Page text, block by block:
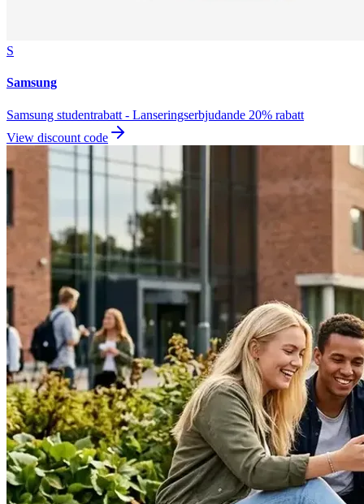
S
Samsung
Samsung studentrabatt - Lanseringserbjudande 20% rabatt
View discount code